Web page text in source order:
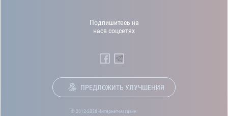
Подпишитесь на
насв соцсетях
ПРЕДЛОЖИТЬ УЛУЧШЕНИЯ
© 2012-2026 Интернет-магазин